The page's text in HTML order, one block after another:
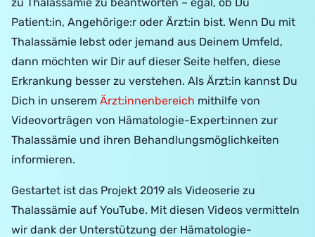
Patient:in, Angehörige:r oder Ärzt:in bist. Wenn Du mit
Thalassämie lebst oder jemand aus Deinem Umfeld,
dann möchten wir Dir auf dieser Seite helfen, diese
Erkrankung besser zu verstehen. Als Ärzt:in kannst Du
Dich in unserem Ärzt:innenbereich mithilfe von
Videovorträgen von Hämatologie-Expert:innen zur
Thalassämie und ihren Behandlungsmöglichkeiten
informieren.
Gestartet ist das Projekt 2019 als Videoserie zu
Thalassämie auf YouTube. Mit diesen Videos vermitteln
wir dank der Unterstützung der Hämatologie-